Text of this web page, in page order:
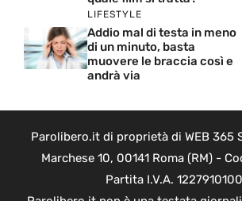
LIFESTYLE
Addio mal di testa in meno
di un minuto, basta
muovere le braccia così e
andrà via
Parolibero.it di proprietà di WEB 365
Marchese 10, 00141 Roma (RM) -
Partita I.V.A.